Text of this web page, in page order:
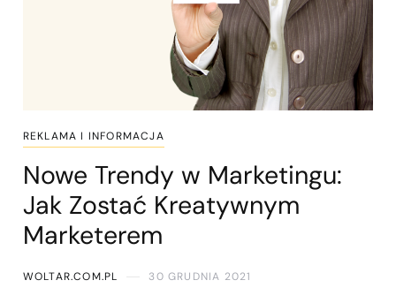
REKLAMA I INFORMACJA
Nowe Trendy w Marketingu:
Jak Zostać Kreatywnym
Marketerem
WOLTAR.COM.PL 30 GRUDNIA 2021